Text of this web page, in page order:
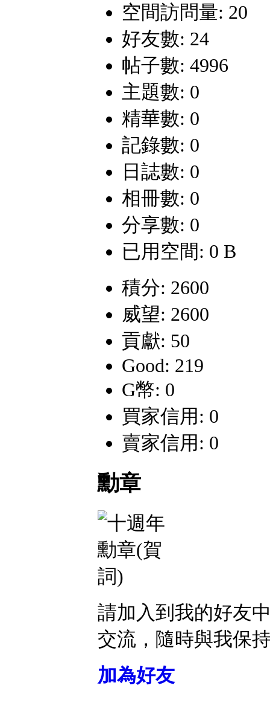
空間訪問量: 20
好友數: 24
帖子數: 4996
主題數: 0
精華數: 0
記錄數: 0
日誌數: 0
相冊數: 0
分享數: 0
已用空間: 0 B
積分: 2600
威望: 2600
貢獻: 50
Good: 219
G幣: 0
買家信用: 0
賣家信用: 0
勳章
請加入到我的好友
交流，隨時與我保
加為好友